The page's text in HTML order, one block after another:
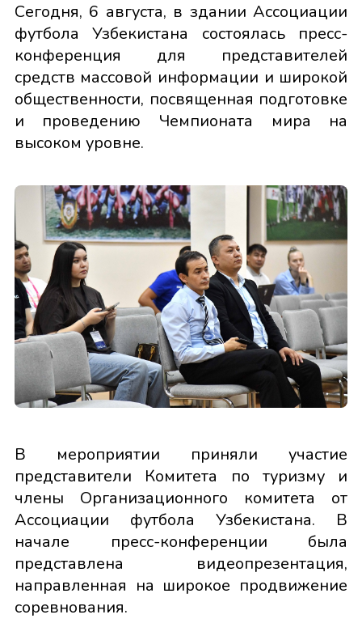
Сегодня, 6 августа, в здании Ассоциации
футбола Узбекистана состоялась пресс-
конференция для представителей
средств массовой информации и широкой
общественности, посвященная подготовке
и проведению Чемпионата мира на
высоком уровне.
В мероприятии приняли участие
представители Комитета по туризму и
члены Организационного комитета от
Ассоциации футбола Узбекистана. В
начале пресс-конференции была
представлена видеопрезентация,
направленная на широкое продвижение
соревнования.